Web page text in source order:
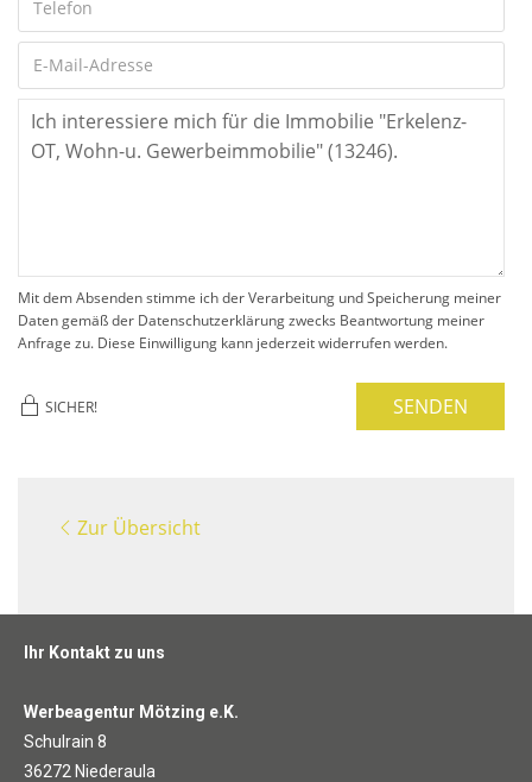
Mit dem Absenden stimme ich der Verarbeitung und Speicherung meiner
Daten gemäß der Datenschutzerklärung zwecks Beantwortung meiner
Anfrage zu. Diese Einwilligung kann jederzeit widerrufen werden.
SICHER! SENDEN
Zur Übersicht
Ihr Kontakt zu uns
Werbeagentur Mötzing e.K.
Schulrain 8
36272 Niederaula